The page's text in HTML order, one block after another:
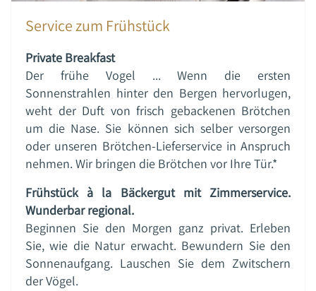
Service zum Frühstück
Private Breakfast
Der frühe Vogel ... Wenn die ersten
Sonnenstrahlen hinter den Bergen hervorlugen,
weht der Duft von frisch gebackenen Brötchen
um die Nase. Sie können sich selber versorgen
oder unseren Brötchen-Lieferservice in Anspruch
nehmen. Wir bringen die Brötchen vor Ihre Tür.*
Frühstück à la Bäckergut mit Zimmerservice.
Wunderbar regional.
Beginnen Sie den Morgen ganz privat. Erleben
Sie, wie die Natur erwacht. Bewundern Sie den
Sonnenaufgang. Lauschen Sie dem Zwitschern
der Vögel.